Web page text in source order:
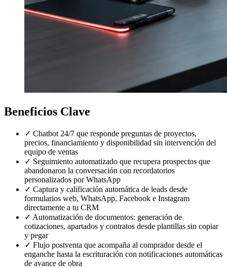
Beneficios Clave
✓ Chatbot 24/7 que responde preguntas de proyectos,
precios, financiamiento y disponibilidad sin intervención del
equipo de ventas
✓ Seguimiento automatizado que recupera prospectos que
abandonaron la conversación con recordatorios
personalizados por WhatsApp
✓ Captura y calificación automática de leads desde
formularios web, WhatsApp, Facebook e Instagram
directamente a tu CRM
✓ Automatización de documentos: generación de
cotizaciones, apartados y contratos desde plantillas sin copiar
y pegar
✓ Flujo postventa que acompaña al comprador desde el
enganche hasta la escrituración con notificaciones automáticas
de avance de obra